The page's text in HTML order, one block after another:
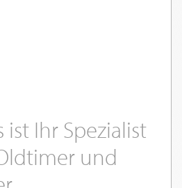
ist Ihr Spezialist
und